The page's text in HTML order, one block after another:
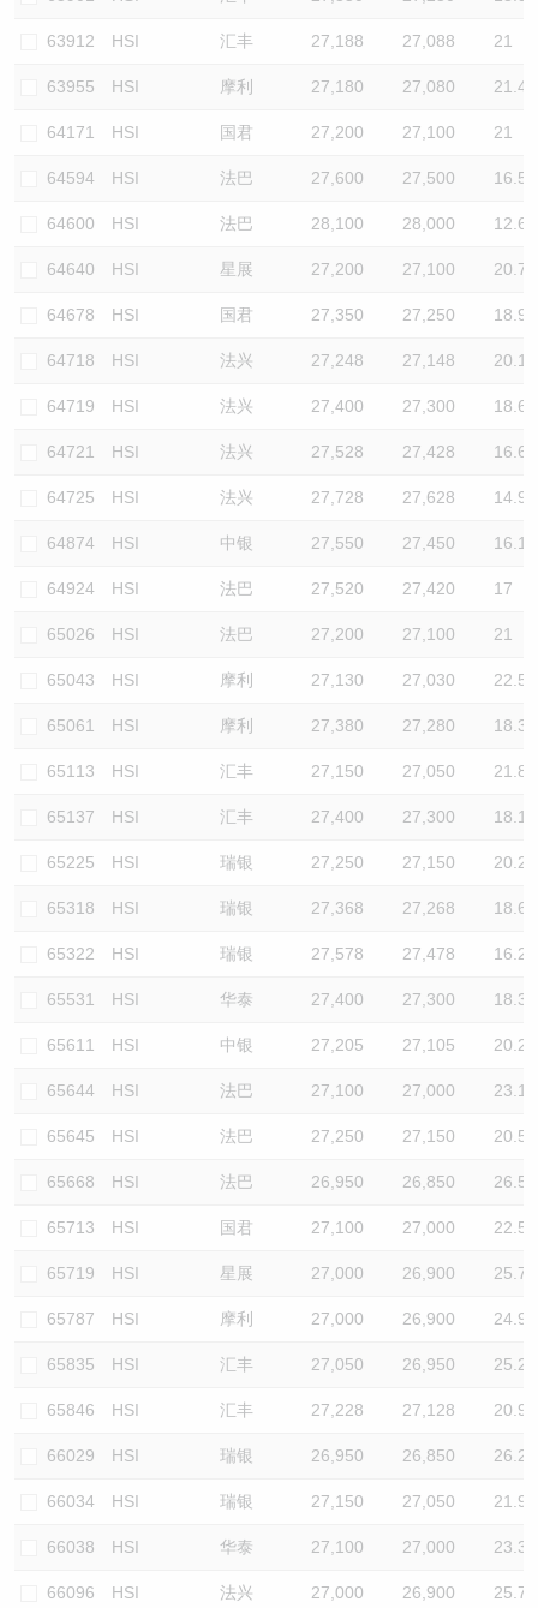
63912 HSI 汇丰 27,188 27,088 21
63955 HSI 摩利 27,180 27,080 21.4
64171 HSI 国君 27,200 27,100 21
64594 HSI 法巴 27,600 27,500 16.5
64600 HSI 法巴 28,100 28,000 12.6
64640 HSI 星展 27,200 27,100 20.7
64678 HSI 国君 27,350 27,250 18.9
64718 HSI 法兴 27,248 27,148 20.1
64719 HSI 法兴 27,400 27,300 18.6
64721 HSI 法兴 27,528 27,428 16.6
64725 HSI 法兴 27,728 27,628 14.9
64874 HSI 中银 27,550 27,450 16.1
64924 HSI 法巴 27,520 27,420 17
65026 HSI 法巴 27,200 27,100 21
65043 HSI 摩利 27,130 27,030 22.5
65061 HSI 摩利 27,380 27,280 18.3
65113 HSI 汇丰 27,150 27,050 21.8
65137 HSI 汇丰 27,400 27,300 18.1
65225 HSI 瑞银 27,250 27,150 20.2
65318 HSI 瑞银 27,368 27,268 18.6
65322 HSI 瑞银 27,578 27,478 16.2
65531 HSI 华泰 27,400 27,300 18.3
65611 HSI 中银 27,205 27,105 20.2
65644 HSI 法巴 27,100 27,000 23.1
65645 HSI 法巴 27,250 27,150 20.5
65668 HSI 法巴 26,950 26,850 26.5
65713 HSI 国君 27,100 27,000 22.5
65719 HSI 星展 27,000 26,900 25.7
65787 HSI 摩利 27,000 26,900 24.9
65835 HSI 汇丰 27,050 26,950 25.2
65846 HSI 汇丰 27,228 27,128 20.9
66029 HSI 瑞银 26,950 26,850 26.2
66034 HSI 瑞银 27,150 27,050 21.9
66038 HSI 华泰 27,100 27,000 23.3
66096 HSI 法兴 27,000 26,900 25.7